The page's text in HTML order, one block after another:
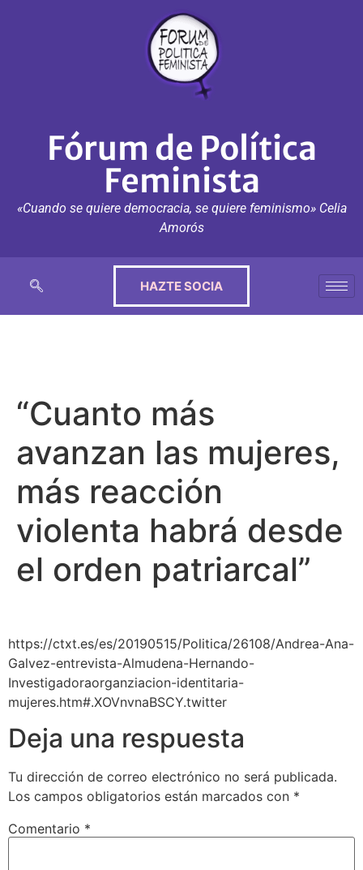
Fórum de Política
Feminista
«Cuando se quiere democracia, se quiere feminismo» Celia
Amorós
HAZTE SOCIA
“Cuanto más
avanzan las mujeres,
más reacción
violenta habrá desde
el orden patriarcal”
https://ctxt.es/es/20190515/Politica/26108/Andrea-Ana-
Galvez-entrevista-Almudena-Hernando-
Investigadoraorganziacion-identitaria-
mujeres.htm#.XOVnvnaBSCY.twitter
Deja una respuesta
Tu dirección de correo electrónico no será publicada.
Los campos obligatorios están marcados con *
Comentario *